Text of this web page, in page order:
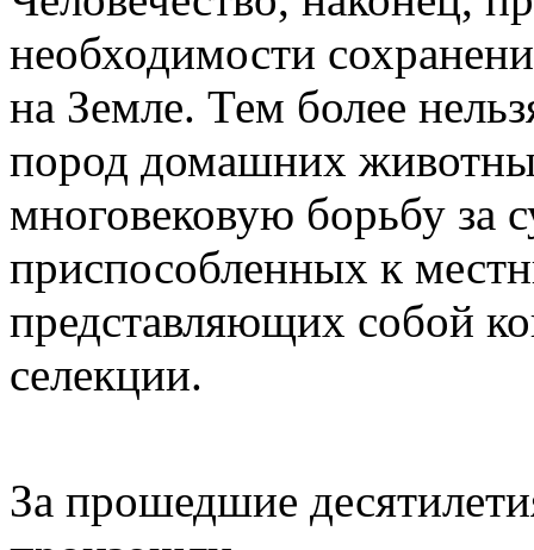
необходимости
на Земле. Тем более
пород домашних
многовековую борьбу за
приспособленных к
представляющих собой
селекции.
За прошедшие